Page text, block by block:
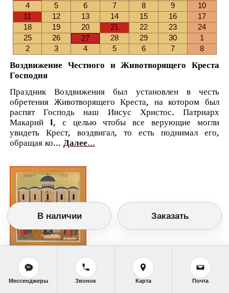
4
5 6 7 8 9
10
11
12 13 14 15 16
17
18
19 20 21 22 23
24
25
26 27 28 29 30
1
2
3 4 5 6 7 8
Воздвижение Честного и Животворящего Креста
Господня
Праздник Воздвижения был установлен в честь
обретения Животворящего Креста, на котором был
распят Господь наш Иисус Христос. Патриарх
Макарий I, с целью чтобы все верующие могли
увидеть Крест, воздвигал, то есть поднимал его,
обращая ко... Далее...
Православный календарь
<< Среда, 27 Сентября (14 Сентября по
старому стилю)>>
В наличии Заказать
Мессенджеры Звонок Карта Почта